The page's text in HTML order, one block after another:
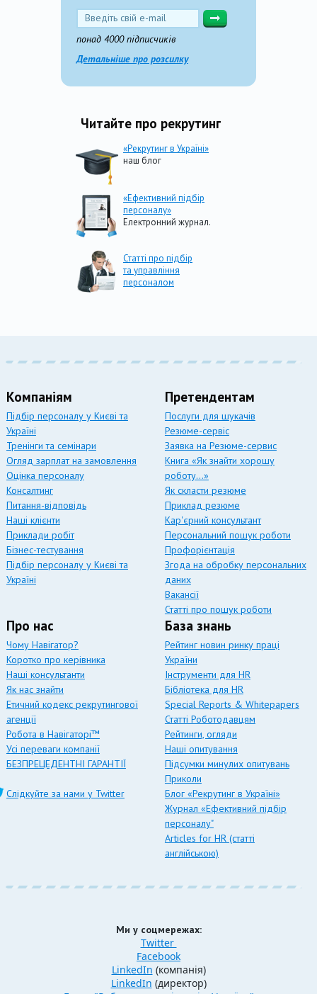
понад 4000 підписчиків
Детальніше про розсилку
Читайте про рекрутинг
«Рекрутинг в Україні»
наш блог
«Ефективний підбір
персоналу»
Електронний журнал.
Статті про підбір
та управління
персоналом
Компаніям
Підбір персоналу у Києві та
Україні
Тренінги та семінари
Огляд зарплат на замовлення
Оцінка персоналу
Консалтинг
Питання-відповідь
Наші клієнти
Приклади робіт
Бізнес-тестування
Підбір персоналу у Києві та
Україні
Претендентам
Послуги для шукачів
Резюме-сервіс
Заявка на Резюме-сервис
Книга «Як знайти хорошу
роботу…»
Як скласти резюме
Приклад резюме
Кар'єрний консультант
Персональний пошук роботи
Профорієнтація
Згода на обробку персональних
даних
Вакансії
Статті про пошук роботи
Про нас
Чому Навігатор?
Коротко про керівника
Наші консультанти
Як нас знайти
Етичний кодекс рекрутингової
агенції
Робота в Навігаторі™
Усі переваги компанії
БЕЗПРЕЦЕДЕНТНІ ГАРАНТІЇ
Слідкуйте за нами у Twitter
База знань
Рейтинг новин ринку праці
України
Інструменти для HR
Бібліотека для HR
Special Reports & Whitepapers
Статті Роботодавцям
Рейтинги, огляди
Наші опитування
Підсумки минулих опитувань
Приколи
Блог «Рекрутинг в Україні»
Журнал «Ефективний підбір
персоналу"
Articles for HR (статті
англійською)
Ми у соцмережах:
Twitter
Facebook
LinkedIn (компанія)
LinkedIn (директор)